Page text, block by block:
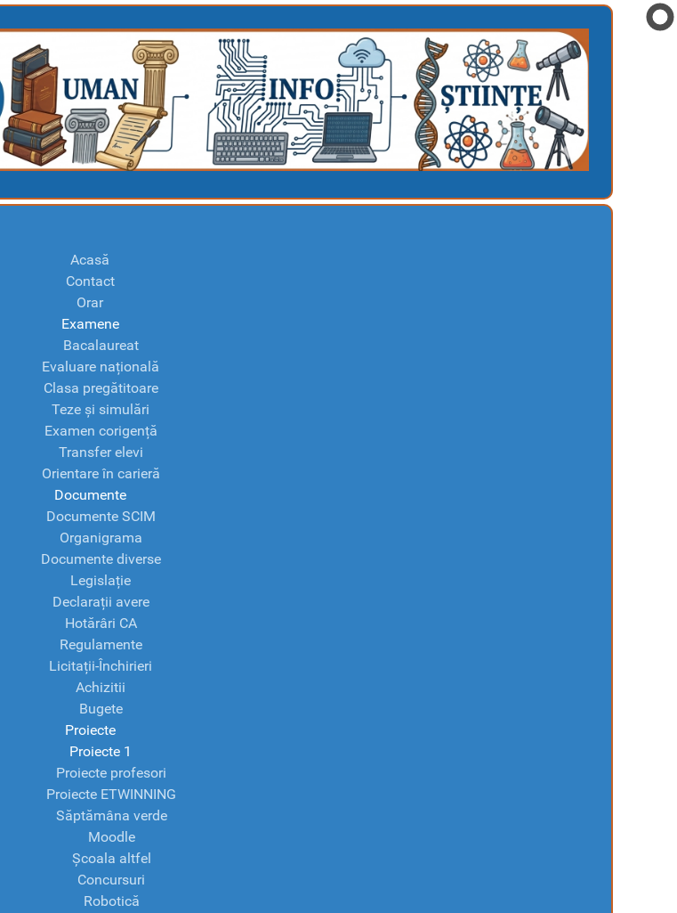
Acasă
Contact
Orar
Examene
Bacalaureat
Evaluare națională
Clasa pregătitoare
Teze și simulări
Examen corigență
Transfer elevi
Orientare în carieră
Documente
Documente SCIM
Organigrama
Documente diverse
Legislație
Declarații avere
Hotărâri CA
Regulamente
Licitații-Închirieri
Achizitii
Bugete
Proiecte
Proiecte 1
Proiecte profesori
Proiecte ETWINNING
Săptămâna verde
Moodle
Școala altfel
Concursuri
Robotică